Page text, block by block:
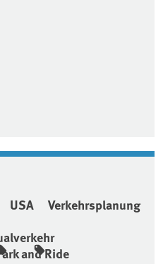
USA
Verkehrsplanung
and Ride